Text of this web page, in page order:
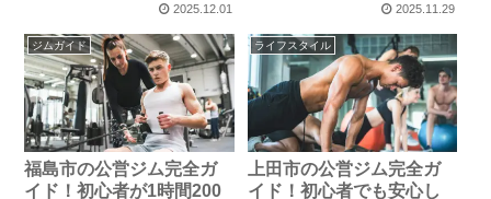
2025.12.01 2025.11.29
ジムガイド
福島市の公営ジム完全ガ
イド！初心者が1時間200
ライフスタイル
上田市の公営ジム完全ガ
イド！初心者でも安心し